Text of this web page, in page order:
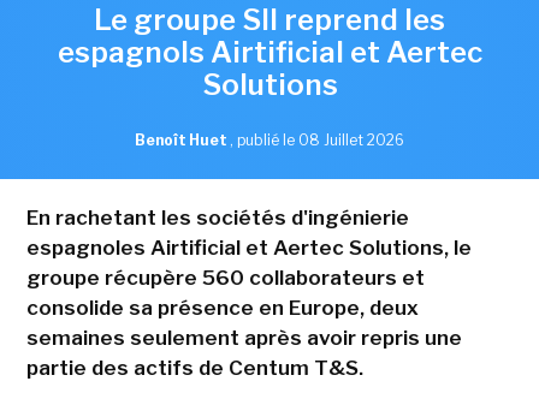
Le groupe SII reprend les
espagnols Airtificial et Aertec
Solutions
Benoît Huet , publié le 08 Juillet 2026
En rachetant les sociétés d'ingénierie
espagnoles Airtificial et Aertec Solutions, le
groupe récupère 560 collaborateurs et
consolide sa présence en Europe, deux
semaines seulement après avoir repris une
partie des actifs de Centum T&S.